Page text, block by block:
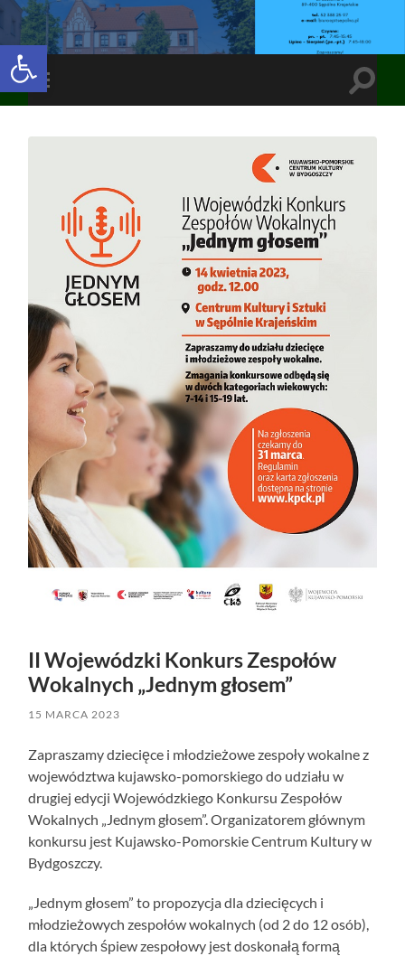
Open toolbar
Toggle
mobile
Toggle
II Wojewódzki Konkurs Zespołów
Wokalnych „Jednym głosem”
15 MARCA 2023
Zapraszamy dziecięce i młodzieżowe zespoły wokalne z
województwa kujawsko-pomorskiego do udziału w
drugiej edycji Wojewódzkiego Konkursu Zespołów
Wokalnych „Jednym głosem”.Organizatorem głównym
konkursu jest Kujawsko-Pomorskie Centrum Kultury w
Bydgoszczy.
„Jednym głosem” to propozycja dla dziecięcych i
młodzieżowych zespołów wokalnych (od 2 do 12 osób),
dla których śpiew zespołowy jest doskonałą formą